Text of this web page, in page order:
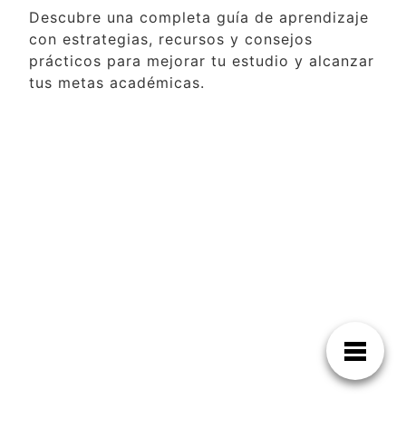
Descubre una completa guía de aprendizaje
con estrategias, recursos y consejos
prácticos para mejorar tu estudio y alcanzar
tus metas académicas.